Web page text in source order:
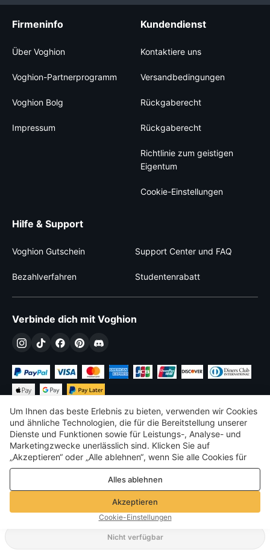
Nicht verfügbar
Firmeninfo
Über Voghion
Voghion-Partnerprogramm
Voghion Bolg
Impressum
Kundendienst
Kontaktiere uns
Versandbedingungen
Rückgaberecht
Rückgaberecht
Richtlinie zum geistigen
Eigentum
Cookie-Einstellungen
Hilfe & Support
Voghion Gutschein Support Center und FAQ
Bezahlverfahren Studentenrabatt
Verbinde dich mit Voghion
€ EUR Germany
©2026 Voghion
Terms & amp; Bedingungen
Datenschutz- und Cookie-Richtlinie
Community-Richtlinien
Um Ihnen das beste Erlebnis zu bieten, verwenden wir Cookies
und ähnliche Technologien, die für die Bereitstellung unserer
Dienste und Funktionen sowie für Leistungs-, Analyse- und
Marketingzwecke unerlässlich sind. Klicken Sie auf
„Akzeptieren“ oder „Alle ablehnen“, wenn Sie alle Cookies für
Leistungs-, Analyse- und Marketingzwecke zulassen oder
ablehnen möchten. Weitere Informationen finden Sie in unserer
Datenschutz- und Cookie-Richtlinie
Alles ablehnen
Akzeptieren
Cookie-Einstellungen